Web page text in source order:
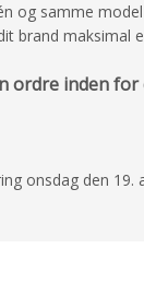
og samme
brand
ordre inden
onsdag den 19.